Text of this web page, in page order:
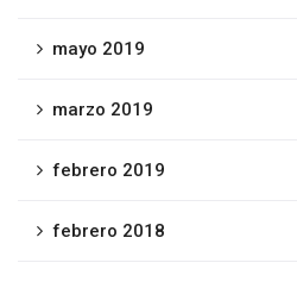
mayo 2019
marzo 2019
febrero 2019
febrero 2018